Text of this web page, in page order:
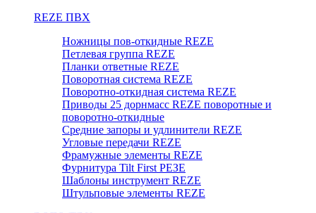
REZE ПВХ
Ножницы пов-откидные REZE
Петлевая группа REZE
Планки ответные REZE
Поворотная система REZE
Поворотно-откидная система REZE
Приводы 25 дорнмасс REZE поворотные и
поворотно-откидные
Средние запоры и удлинители REZE
Угловые передачи REZE
Фрамужные элементы REZE
Фурнитура Tilt First РЕЗЕ
Шаблоны инструмент REZE
Штульповые элементы REZE